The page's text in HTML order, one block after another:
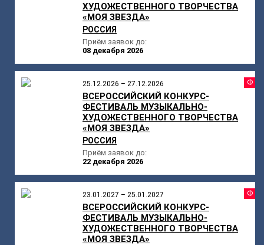
ХУДОЖЕСТВЕННОГО ТВОРЧЕСТВА
«МОЯ ЗВЕЗДА»
РОССИЯ
Приём заявок до:
08 декабря 2026
25.12.2026 – 27.12.2026
ВСЕРОССИЙСКИЙ КОНКУРС-
ФЕСТИВАЛЬ МУЗЫКАЛЬНО-
ХУДОЖЕСТВЕННОГО ТВОРЧЕСТВА
«МОЯ ЗВЕЗДА»
РОССИЯ
Приём заявок до:
22 декабря 2026
23.01.2027 – 25.01.2027
ВСЕРОССИЙСКИЙ КОНКУРС-
ФЕСТИВАЛЬ МУЗЫКАЛЬНО-
ХУДОЖЕСТВЕННОГО ТВОРЧЕСТВА
«МОЯ ЗВЕЗДА»